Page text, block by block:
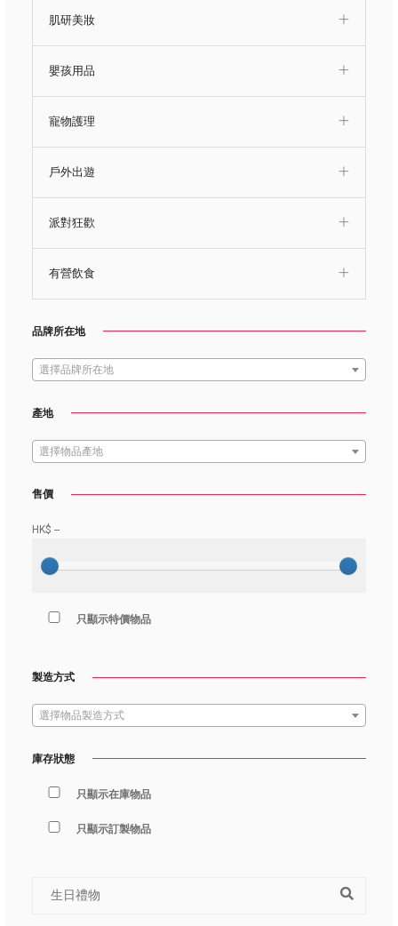
肌研美妝
嬰孩用品
寵物護理
戶外出遊
派對狂歡
有營飲食
品牌所在地
選擇品牌所在地
產地
選擇物品產地
售價
HK$ --
只顯示特價物品
製造方式
選擇物品製造方式
庫存狀態
只顯示在庫物品
只顯示訂製物品